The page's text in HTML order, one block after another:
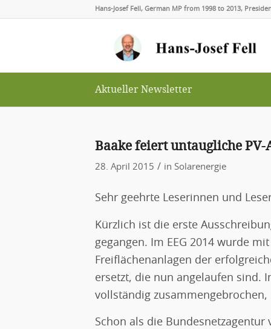
Hans-Josef Fell, German MP from 1998 to 2013,
Aktueller Newsletter
Baake feiert untaugliche
28. April 2015 / in Solarenergie
Sehr geehrte Leserinnen und
Kürzlich ist die erste
gegangen. Im EEG 2014 wurde
Freiflächenanlagen der
ersetzt, die nun angelaufen sind.
vollständig
Schon als die Bundesnetzagentur